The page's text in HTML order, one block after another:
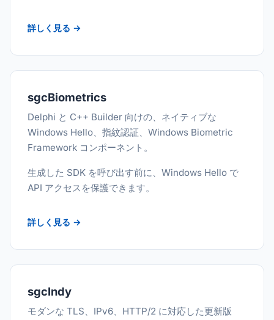
詳しく見る →
sgcBiometrics
Delphi と C++ Builder 向けの、ネイティブな
Windows Hello、指紋認証、Windows Biometric
Framework コンポーネント。
生成した SDK を呼び出す前に、Windows Hello で
API アクセスを保護できます。
詳しく見る →
sgcIndy
モダンな TLS、IPv6、HTTP/2 に対応した更新版